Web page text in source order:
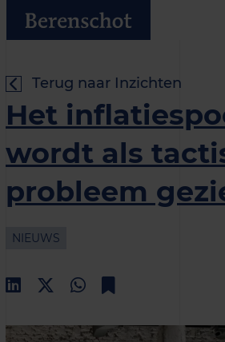
Terug naar Inzichten
Het
wordt als
probleem
NIEUWS